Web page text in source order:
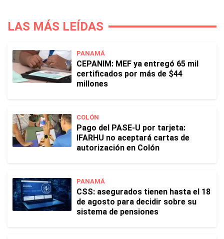
LAS MÁS LEÍDAS
PANAMÁ
CEPANIM: MEF ya entregó 65 mil
certificados por más de $44
millones
COLÓN
Pago del PASE-U por tarjeta:
IFARHU no aceptará cartas de
autorización en Colón
PANAMÁ
CSS: asegurados tienen hasta el 18
de agosto para decidir sobre su
sistema de pensiones